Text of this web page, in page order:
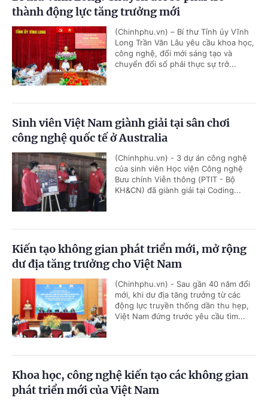
thành động lực tăng trưởng mới
(Chinhphu.vn) – Bí thư Tỉnh ủy Vĩnh
Long Trần Văn Lâu yêu cầu khoa học,
công nghệ, đổi mới sáng tạo và
chuyển đổi số phải thực sự trở...
Sinh viên Việt Nam giành giải tại sân chơi
công nghệ quốc tế ở Australia
(Chinhphu.vn) - 3 dự án công nghệ
của sinh viên Học viện Công nghệ
Bưu chính Viễn thông (PTIT - Bộ
KH&CN) đã giành giải tại Coding...
Kiến tạo không gian phát triển mới, mở rộng
dư địa tăng trưởng cho Việt Nam
(Chinhphu.vn) - Sau gần 40 năm đổi
mới, khi dư địa tăng trưởng từ các
động lực truyền thống dần thu hẹp,
Việt Nam đứng trước yêu cầu tìm...
Khoa học, công nghệ kiến tạo các không gian
phát triển mới của Việt Nam